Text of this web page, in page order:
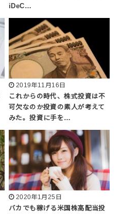
iDeC…
2019年11月16日
これからの時代、株式投資は不
可欠なのか投資の素人が考えて
みた。投資に手を…
2020年1月25日
バカでも稼げる米国株高配当投